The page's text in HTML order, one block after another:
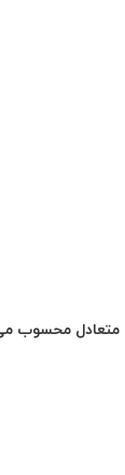
پژو 405، سمند،